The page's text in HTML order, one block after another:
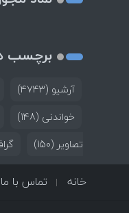
برچسب
آرشیو (4743)
خواندنی (148)
تصاویر (150)
خانه تماس با ما